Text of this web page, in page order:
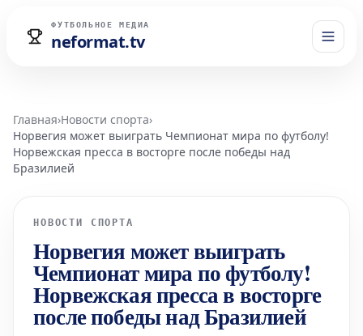
ФУТБОЛЬНОЕ МЕДИА
neformat.tv
Главная›Новости спорта›
Норвегия может выиграть Чемпионат мира по футболу!
Норвежская пресса в восторге после победы над
Бразилией
НОВОСТИ СПОРТА
Норвегия может выиграть
Чемпионат мира по футболу!
Норвежская пресса в восторге
после победы над Бразилией